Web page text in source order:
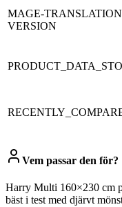
MAGE-
VERSION
Vem passar den för?
Harry Multi 160×230 cm
bäst i test med djärvt